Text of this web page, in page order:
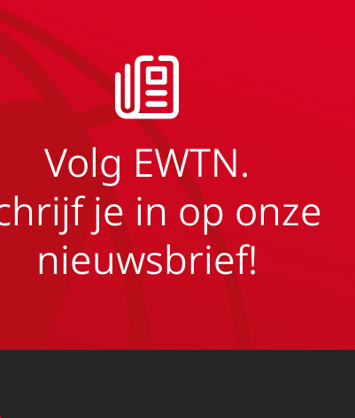
Volg EWTN.
je in op onze
nieuwsbrief!